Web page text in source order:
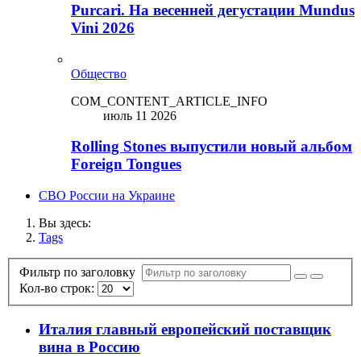
Purcari. На весенней дегустации Mundus
Vini 2026
Общество
COM_CONTENT_ARTICLE_INFO
июль 11 2026
Rolling Stones выпустили новый альбом
Foreign Tongues
СВО России на Украине
Вы здесь:
Tags
Фильтр по заголовку
Кол-во строк:
Италия главный европейский поставщик
вина в Россию